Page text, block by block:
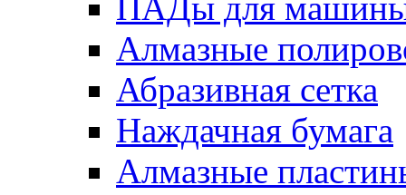
Алмазные
Абразивная сетка
Наждачная бумага
Алмазные